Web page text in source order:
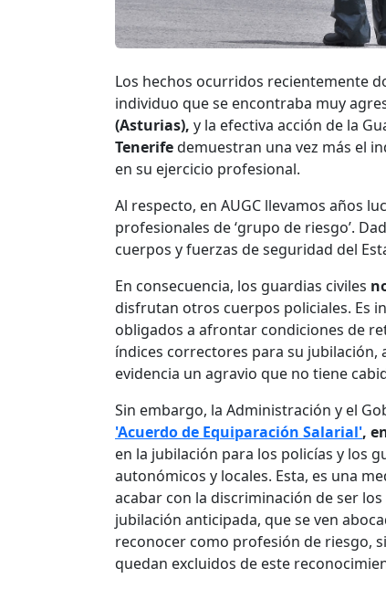
Los hechos ocurridos recientemente
individuo que se encontraba muy
(Asturias), y la efectiva acción de la
Tenerifedemuestran una vez más el
en su ejercicio profesional.
Al respecto, en AUGC llevamos años
profesionales de ‘grupo de riesgo’.
cuerpos y fuerzas de seguridad del
En consecuencia, los guardias civiles
disfrutan otros cuerpos policiales. Es
obligados a afrontar condiciones de
índices correctores para su jubilación,
evidencia un agravio que no tiene
Sin embargo, la Administración y el
'Acuerdo de Equiparación Salarial',
en la jubilación para los policías y los
autonómicos y locales. Esta, es una
acabar con la discriminación de ser
jubilación anticipada, que se ven
reconocer como profesión de riesgo,
quedan excluidos de este